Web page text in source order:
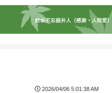
2026/04/06 5:01:38 AM